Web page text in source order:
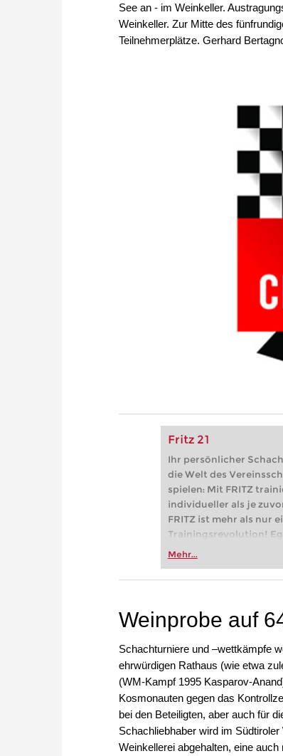
See an - im Weinkeller.
Weinkeller. Zur Mitte des
Teilnehmerplätze. Gerhard
Fritz 21
Ihr persönlicher
die Welt des
spielen: Mit FRITZ
individueller als je
FRITZ ist mehr als nur
Trainingsrevolution!
Vereinsschachs
zuvor.
Mehr...
Weinprobe auf
Schachturniere und –wettkämpfe
ehrwürdigen Rathaus (wie etwa
(WM-Kampf 1995 Kasparov-
Kosmonauten gegen das
bei den Beteiligten, aber auch für
Schachliebhaber wird im
Weinkellerei abgehalten, eine